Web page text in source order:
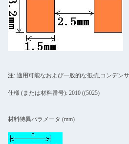
注: 適用可能なおよび一般的な抵抗,コンデン
仕様 (または材料番号): 2010 ((5025)
材料特異パラメータ (mm)